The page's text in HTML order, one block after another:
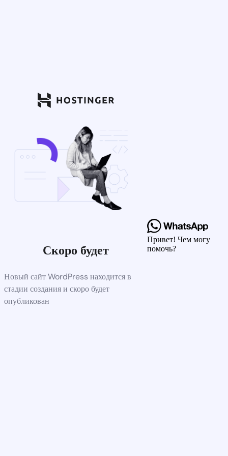
Скоро будет
Новый сайт WordPress находится в
стадии создания и скоро будет
опубликован
Привет! Чем могу
помочь?